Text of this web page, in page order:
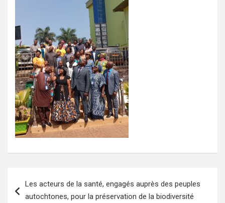
de
Les acteurs de la santé, engagés auprès des peuples
autochtones, pour la préservation de la biodiversité